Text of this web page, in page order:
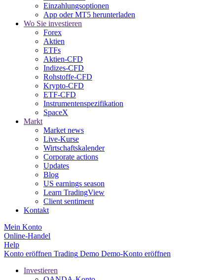
Einzahlungsoptionen
App oder MT5 herunterladen
Wo Sie investieren
Forex
Aktien
ETFs
Aktien-CFD
Indizes-CFD
Rohstoffe-CFD
Krypto-CFD
ETF-CFD
Instrumentenspezifikation
SpaceX
Markt
Market news
Live-Kurse
Wirtschaftskalender
Corporate actions
Updates
Blog
US earnings season
Learn TradingView
Client sentiment
Kontakt
Mein Konto
Online-Handel
Help
Konto eröffnen Trading Demo Demo-Konto eröffnen
Investieren